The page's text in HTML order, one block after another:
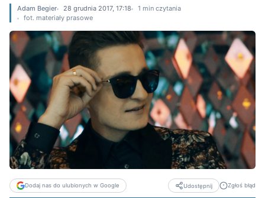
Adam Begier 28 grudnia 2017, 17:18
1 min czytania
fot. materiały prasowe
Dodaj nas do ulubionych w Google Udostępnij Zgłoś błąd